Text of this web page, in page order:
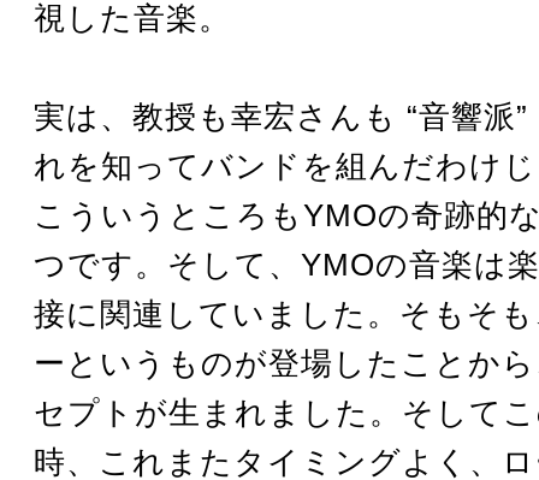
視した音楽。
実は、教授も幸宏さんも “音響派
れを知ってバンドを組んだわけ
こういうところもYMOの奇跡的
つです。そして、YMOの音楽は
接に関連していました。そもそ
ーというものが登場したことか
セプトが生まれました。そして
時、これまたタイミングよく、